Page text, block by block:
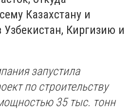
Казахстану и
Узбекистан, Киргизию и
запустила
по строительству
35 тыс. тонн